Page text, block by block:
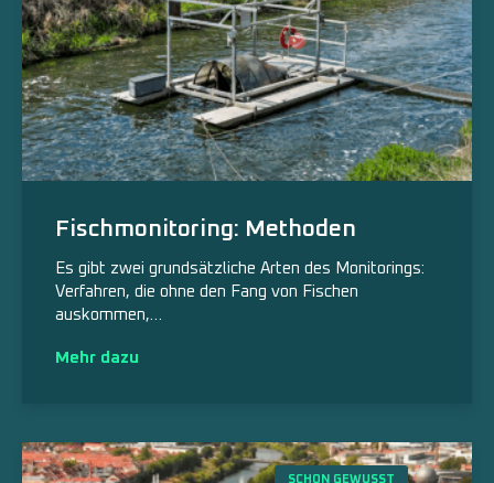
Fischmonitoring: Methoden
Es gibt zwei grundsätzliche Arten des Monitorings:
Verfahren, die ohne den Fang von Fischen
auskommen,…
Mehr dazu
SCHON GEWUSST